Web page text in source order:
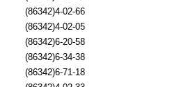
(86342)4-02-66
(86342)4-02-05
(86342)6-20-58
(86342)6-34-38
(86342)6-71-18